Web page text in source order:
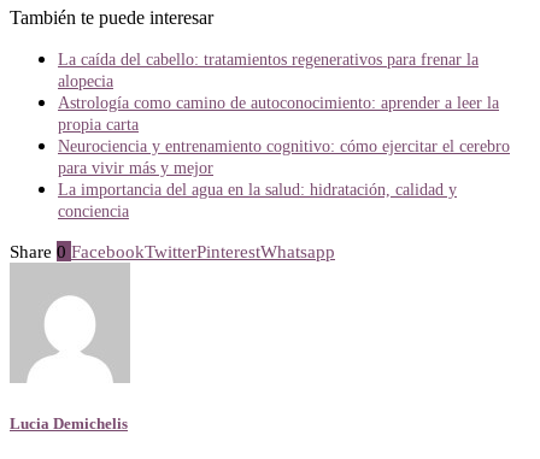
También te puede interesar
La caída del cabello: tratamientos regenerativos para frenar la
alopecia
Astrología como camino de autoconocimiento: aprender a leer la
propia carta
Neurociencia y entrenamiento cognitivo: cómo ejercitar el cerebro
para vivir más y mejor
La importancia del agua en la salud: hidratación, calidad y
conciencia
Share 0 FacebookTwitterPinterestWhatsapp
Lucia Demichelis